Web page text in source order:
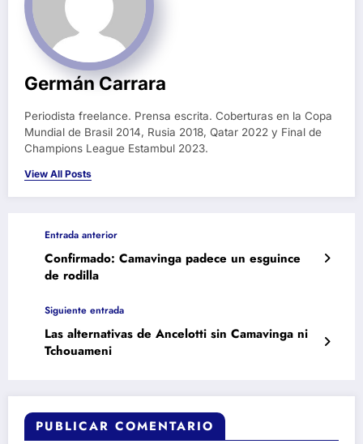
Germán Carrara
Periodista freelance. Prensa escrita. Coberturas en la Copa
Mundial de Brasil 2014, Rusia 2018, Qatar 2022 y Final de
Champions League Estambul 2023.
View All Posts
Entrada anterior
Confirmado: Camavinga padece un esguince
de rodilla
Siguiente entrada
Las alternativas de Ancelotti sin Camavinga ni
Tchouameni
PUBLICAR COMENTARIO